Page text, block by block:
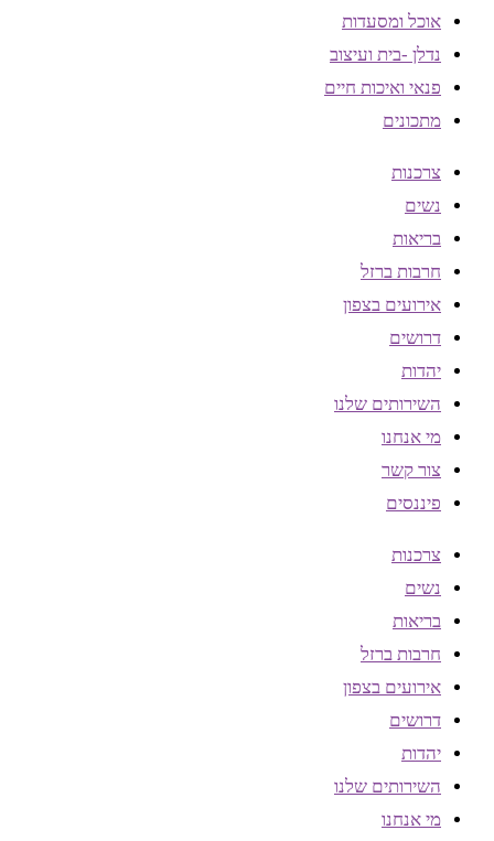
אוכל ומסעדות
נדלן -בית ועיצוב
פנאי ואיכות חיים
מתכונים
צרכנות
נשים
בריאות
חרבות ברזל
אירועים בצפון
דרושים
יהדות
השירותים שלנו
מי אנחנו
צור קשר
פיננסים
צרכנות
נשים
בריאות
חרבות ברזל
אירועים בצפון
דרושים
יהדות
השירותים שלנו
מי אנחנו